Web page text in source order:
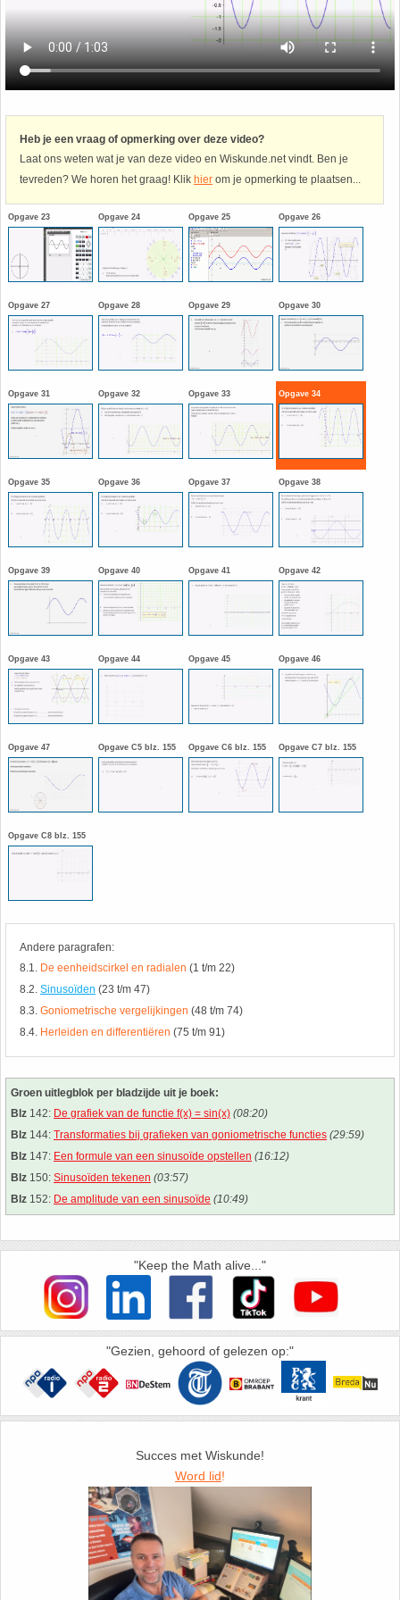
Heb je een vraag of opmerking over deze video?
Laat ons weten wat je van deze video en Wiskunde.net vindt. Ben je
tevreden? We horen het graag! Klik hier om je opmerking te plaatsen...
Opgave 23 Opgave 24 Opgave 25 Opgave 26
Opgave 27 Opgave 28 Opgave 29 Opgave 30
Opgave 31 Opgave 32 Opgave 33 Opgave 34
Opgave 35 Opgave 36 Opgave 37 Opgave 38
Opgave 39 Opgave 40 Opgave 41 Opgave 42
Opgave 43 Opgave 44 Opgave 45 Opgave 46
Opgave 47 Opgave C5 blz. 155 Opgave C6 blz. 155 Opgave C7 blz. 155
Opgave C8 blz. 155
Andere paragrafen:
8.1. De eenheidscirkel en radialen (1 t/m 22)
8.2. Sinusoïden (23 t/m 47)
8.3. Goniometrische vergelijkingen (48 t/m 74)
8.4. Herleiden en differentiëren (75 t/m 91)
Groen uitlegblok per bladzijde uit je boek:
Blz 142: De grafiek van de functie f(x) = sin(x) (08:20)
Blz 144: Transformaties bij grafieken van goniometrische functies (29:59)
Blz 147: Een formule van een sinusoïde opstellen (16:12)
Blz 150: Sinusoïden tekenen (03:57)
Blz 152: De amplitude van een sinusoïde (10:49)
"Keep the Math alive..."
"Gezien, gehoord of gelezen op:"
Succes met Wiskunde!
Word lid!
Havo
HAVO 4A - Hoofdstuk 5 - Lineaire verbanden
HAVO 4B - Hoofdstuk 5 - Machten, exponenten
HAVO 4B - Hoofdstuk 6 - De afgeleide functie
HAVO 5B - Hoofdstuk 7 - Lijnen en cirkels
HAVO 5B - Hoofdstuk 8 - Goniometrie
HAVO 5B - Hoofdstuk 9 - Exponentiële verbanden
HAVO 5B - Hoofdstuk 10 - Meetkundige
berekeningen
VWO
(Nog geen toetsen)
9. Het getal van Euler
10. Inhoud bol
13. Inhoud piramide
14. Inhoud prisma
15. Lijn door 2 gegeven punten
16. Logaritmen
17. Machten
18. Matrices
19. Omtrek cirkel
20. Oppervlakte cilinder
21. Oppervlakte cirkel
22. Oppervlakte driehoek
23. Oppervlakte kegel
24. Oppervlakte parallellogram
25. Oppervlakte trapezium
26. Pi
27. Priemgetallen
28. Procenten
29. Romeinse cijfers
30. Sinus
31. Sinusregel
32. Standaarddeviatie
34. Stelling van Pythagoras
35. Symmetrie
36. Tangens van een hoek
37. Telraam Abacus
38. Vergelijkingen (geschiedenis)
39. Wet van Benford